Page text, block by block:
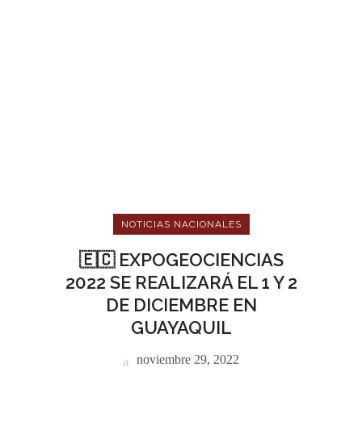
NOTICIAS NACIONALES
🇪🇨 EXPOGEOCIENCIAS
2022 SE REALIZARÁ EL 1 Y 2
DE DICIEMBRE EN
GUAYAQUIL
noviembre 29, 2022